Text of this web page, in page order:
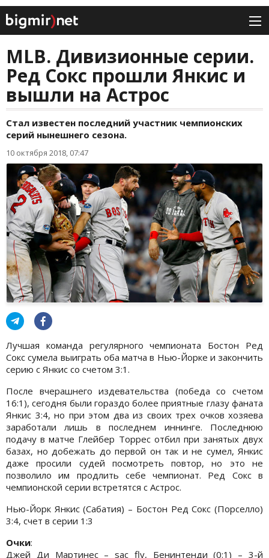
MLB. Дивизионные серии.
Ред Сокс прошли Янкис и
вышли на Астрос
Стал известен последний участник чемпионских
серий нынешнего сезона.
10 октября 2018, 07:47
Лучшая команда регулярного чемпионата Бостон Ред
Сокс сумела выиграть оба матча в Нью-Йорке и закончить
серию с Янкис со счетом 3:1.
После вчерашнего издевательства (победа со счетом
16:1), сегодня были гораздо более приятные глазу фаната
Янкис 3:4, но при этом два из своих трех очков хозяева
заработали лишь в последнем иннинге. Последнюю
подачу в матче Глейбер Торрес отбил при занятых двух
базах, но добежать до первой он так и не сумел, Янкис
даже просили судей посмотреть повтор, но это не
позволило им продлить себе чемпионат. Ред Сокс в
чемпионской серии встретятся с Астрос.
Нью-Йорк Янкис (Сабатия) – Бостон Ред Сокс (Порселло)
3:4, счет в серии 1:3
Очки:
Джей Ди Мартинес – sac fly, Бенинтенди (0:1) – 3-й